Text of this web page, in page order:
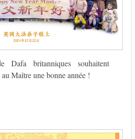
Dafa britanniques souhaitent
au Maître une bonne année !